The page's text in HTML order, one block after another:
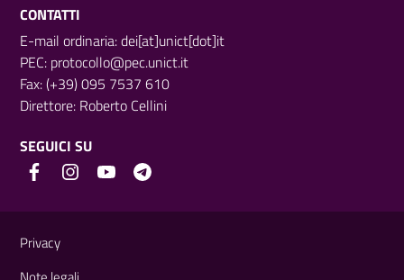
CONTATTI
E-mail ordinaria: dei[at]unict[dot]it
PEC: protocollo@pec.unict.it
Fax: (+39) 095 7537 610
Direttore: Roberto Cellini
SEGUICI SU
Privacy